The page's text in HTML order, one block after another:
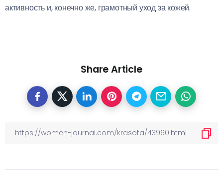
активность и, конечно же, грамотный уход за кожей.
Share Article